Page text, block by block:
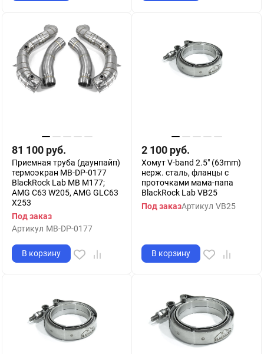
81 100 руб.
Приемная труба (даунпайп)
термоэкран MB-DP-0177
BlackRock Lab MB M177;
AMG C63 W205, AMG GLC63
X253
Под заказ
Артикул MB-DP-0177
В корзину
2 100 руб.
Хомут V-band 2.5" (63mm)
нерж. сталь, фланцы с
проточками мама-папа
BlackRock Lab VB25
Под заказАртикул VB25
В корзину